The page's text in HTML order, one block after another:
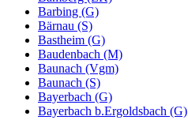
Barbing (G)
Bärnau (S)
Bastheim (G)
Baudenbach (M)
Baunach (Vgm)
Baunach (S)
Bayerbach (G)
Bayerbach b.Ergoldsbach (G)